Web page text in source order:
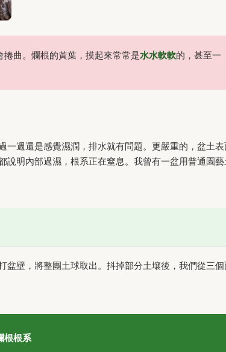
曲。爛根的黃葉，摸起來常常是水水軟軟的，甚至一
週還是感覺濕潤，排水就有問題。更嚴重的，盆土
說明內部過濕，根系正在窒息。我曾有一盆用普通園
壁，將整團土球取出。抖掉部分土壤後，我們從三
根根系